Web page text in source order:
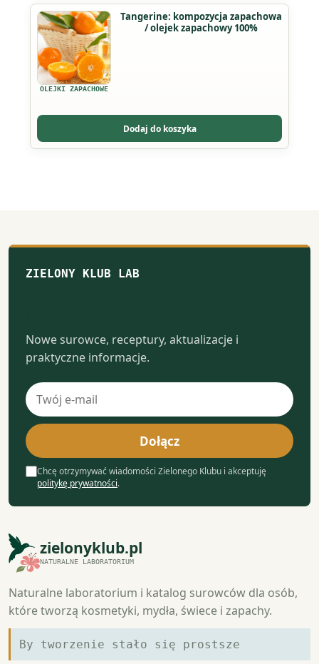
stronie
produktu
OLEJKI ZAPACHOWE
Tangerine: kompozycja zapachowa
/ olejek zapachowy 100%
Dodaj do koszyka
Ten
produkt
ma
wiele
wariantów.
można
wybrać
ZIELONY KLUB LAB
Nowe surowce, receptury, aktualizacje i
praktyczne informacje.
Adres
e-
mail
Dołącz
Chcę otrzymywać wiadomości Zielonego Klubu i akceptuję
politykę prywatności.
zielonyklub.pl
NATURALNE LABORATORIUM
Naturalne laboratorium i katalog surowców dla osób,
które tworzą kosmetyki, mydła, świece i zapachy.
By tworzenie stało się prostsze